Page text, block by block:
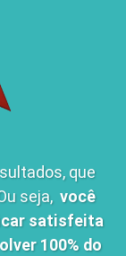
que
seja, você
satisfeita
100% do